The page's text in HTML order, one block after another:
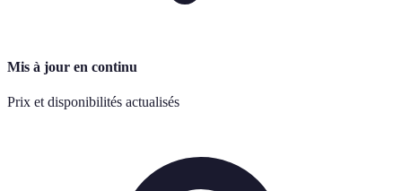
Mis à jour en continu
Prix et disponibilités actualisés